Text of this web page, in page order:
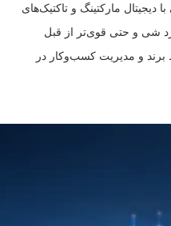
مارکتینگ و تاکتیک‌های
رد شی و حتی قوی‌تر از قبل
و مدیریت کسب‌وکار در